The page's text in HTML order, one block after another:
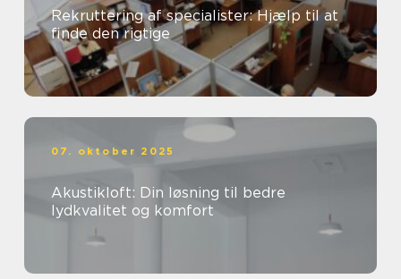
Rekruttering af specialister: Hjælp til at
finde den rigtige
07. oktober 2025
Akustikloft: Din løsning til bedre
lydkvalitet og komfort